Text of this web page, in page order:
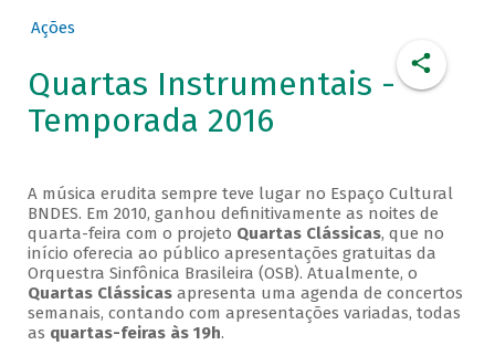
Ações
Quartas Instrumentais -
Temporada 2016
A música erudita sempre teve lugar no Espaço Cultural
BNDES. Em 2010, ganhou definitivamente as noites de
quarta-feira com o projeto Quartas Clássicas, que no
início oferecia ao público apresentações gratuitas da
Orquestra Sinfônica Brasileira (OSB). Atualmente, o
Quartas Clássicasapresenta uma agenda de concertos
semanais, contando com apresentações variadas, todas
as quartas-feiras às 19h.